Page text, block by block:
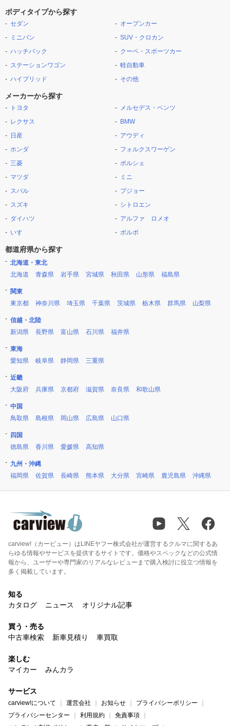
ボディタイプから探す
セダン
ミニバン
ハッチバック
ステーションワゴン
ハイブリッド
オープンカー
SUV・クロカン
クーペ・スポーツカー
軽自動車
その他
メーカーから探す
トヨタ
レクサス
日産
ホンダ
三菱
マツダ
スバル
スズキ
ダイハツ
いすゞ
メルセデス・ベンツ
BMW
アウディ
フォルクスワーゲン
ポルシェ
ミニ
プジョー
シトロエン
アルファ ロメオ
ボルボ
都道府県から探す
北海道・東北
北海道
青森県 岩手県 宮城県 秋田県 山形県 福島県
関東
東京都
神奈川県 埼玉県 千葉県 茨城県 栃木県 群馬県 山梨県
信越・北陸
新潟県
長野県 富山県 石川県 福井県
東海
愛知県
岐阜県 静岡県 三重県
近畿
大阪府
兵庫県 京都府 滋賀県 奈良県 和歌山県
中国
鳥取県
島根県 岡山県 広島県 山口県
四国
徳島県
香川県 愛媛県 高知県
九州・沖縄
福岡県
佐賀県 長崎県 熊本県 大分県 宮崎県 鹿児島県 沖縄県
carview!（カービュー）はLINEヤフー株式会社が運営するクルマに関するあ
らゆる情報やサービスを提供するサイトです。価格やスペックなどの公式情
報から、ユーザーや専門家のリアルなレビューまで購入検討に役立つ情報を
多く掲載しています。
知る
カタログ
ニュース オリジナル記事
買う・売る
中古車検索
新車見積り 車買取
楽しむ
マイカー
みんカラ
サービス
carview!について 運営会社 お知らせ
プライバシーポリシー
プライバシーセンター
利用規約
免責事項